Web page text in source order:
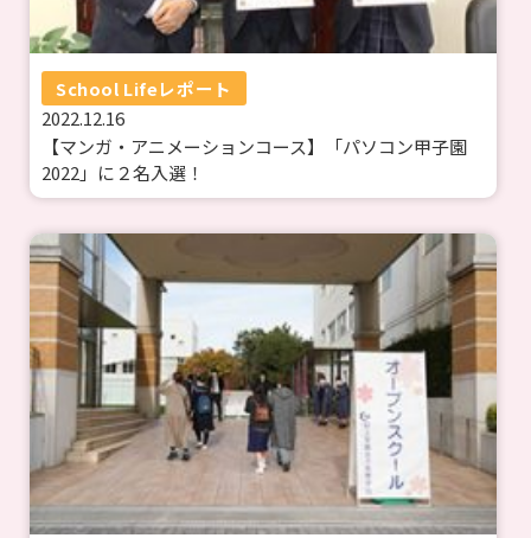
School Lifeレポート
2022.12.16
【マンガ・アニメーションコース】「パソコン甲子園
2022」に２名入選！